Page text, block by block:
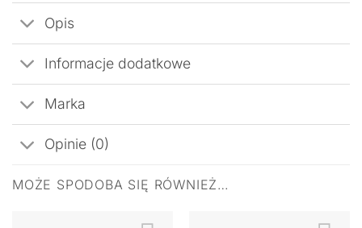
Opis
Informacje dodatkowe
Marka
Opinie (0)
MOŻE SPODOBA SIĘ RÓWNIEŻ…